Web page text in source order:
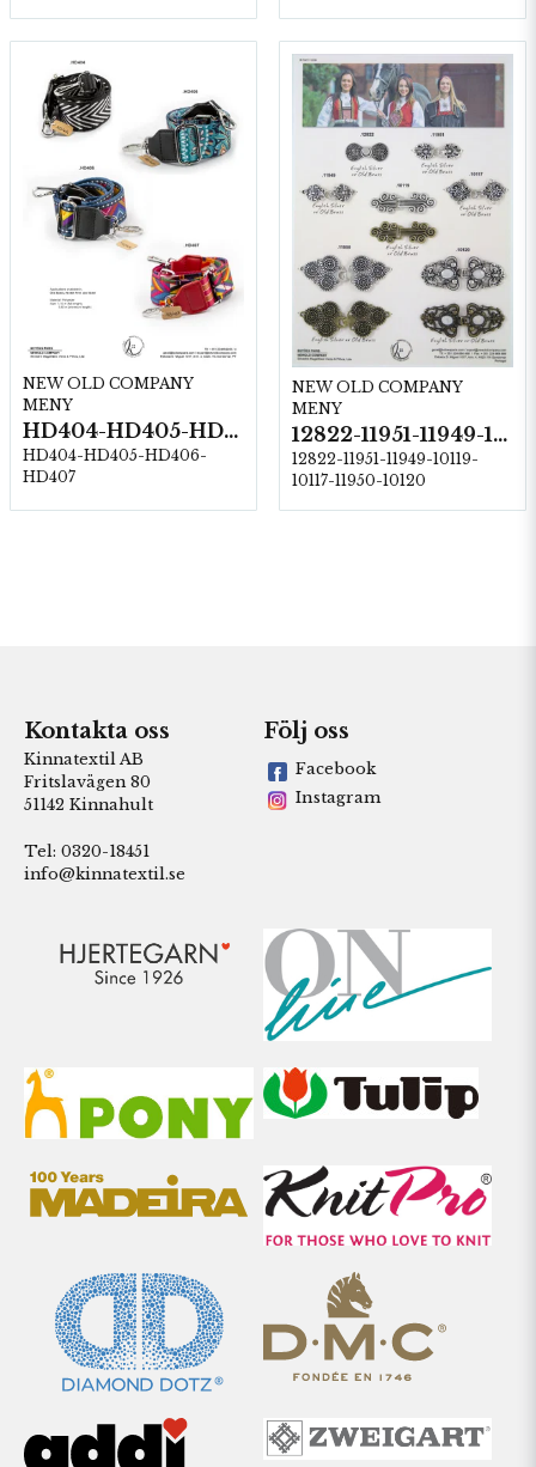
NEW OLD COMPANY
MENY
HD404-HD405-HD406-HD407
HD404-HD405-HD406-
HD407
NEW OLD COMPANY
MENY
12822-11951-11949-10119-10117-11950-10120
12822-11951-11949-10119-
10117-11950-10120
Kontakta oss
Kinnatextil AB
Fritslavägen 80
51142 Kinnahult
Tel: 0320-18451
info@kinnatextil.se
Följ oss
Facebook
Instagram